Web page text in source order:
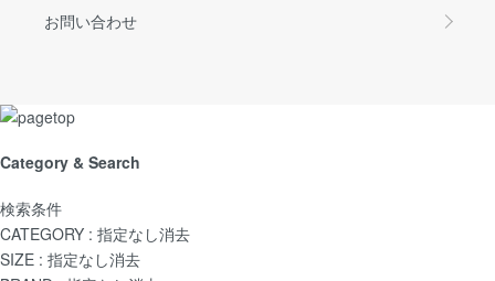
お問い合わせ
Category & Search
検索条件
CATEGORY : 指定なし消去
SIZE : 指定なし消去